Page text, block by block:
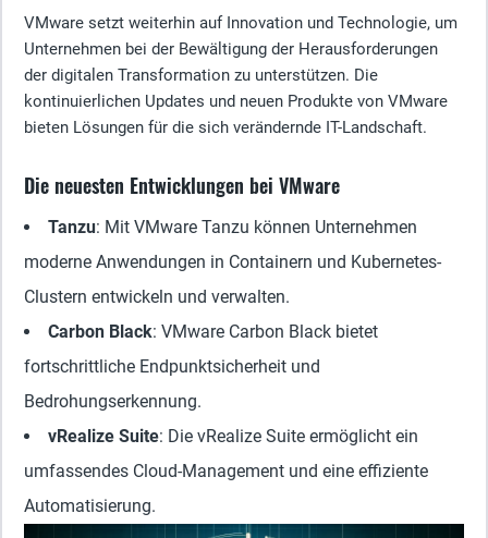
VMware setzt weiterhin auf Innovation und Technologie, um
Unternehmen bei der Bewältigung der Herausforderungen
der digitalen Transformation zu unterstützen. Die
kontinuierlichen Updates und neuen Produkte von VMware
bieten Lösungen für die sich verändernde IT-Landschaft.
Die neuesten Entwicklungen bei VMware
Tanzu: Mit VMware Tanzu können Unternehmen
moderne Anwendungen in Containern und Kubernetes-
Clustern entwickeln und verwalten.
Carbon Black: VMware Carbon Black bietet
fortschrittliche Endpunktsicherheit und
Bedrohungserkennung.
vRealize Suite: Die vRealize Suite ermöglicht ein
umfassendes Cloud-Management und eine effiziente
Automatisierung.